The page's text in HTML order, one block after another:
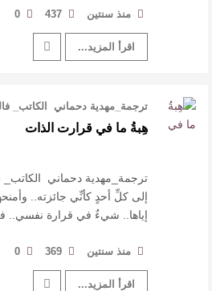
منذ سنتين 437
0
اقرأ المزيد...
ترجمة_مهدية دحماني الكاتب_
كلِّ أحدٍ كأنِّي جائزته. …
هِبةُ ما في قرارت الذات
ترجمة_مهدية دحماني الكاتب_
إلى كلِّ أحدٍ كأنِّي جائزته..
إياها.. شيءٌ في قرارة نفسي..
منذ سنتين 369
0
اقرأ المزيد...